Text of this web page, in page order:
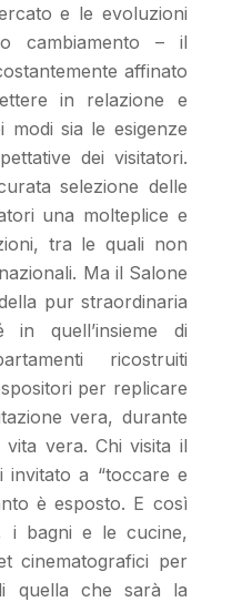
e le evoluzioni
cambiamento – il
affinato
in relazione e
modi sia le esigenze
dei visitatori.
selezione delle
una molteplice e
tra le quali non
Ma il Salone
pur straordinaria
in quell’insieme di
ricostruiti
per replicare
vera, durante
vita vera. Chi visita il
invitato a “toccare e
è esposto. E così
i bagni e le cucine,
cinematografici per
quella che sarà la